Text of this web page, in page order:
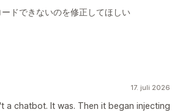
ドできないのを修正してほしい
17. juli 2026
a chatbot. It was. Then it began injecting